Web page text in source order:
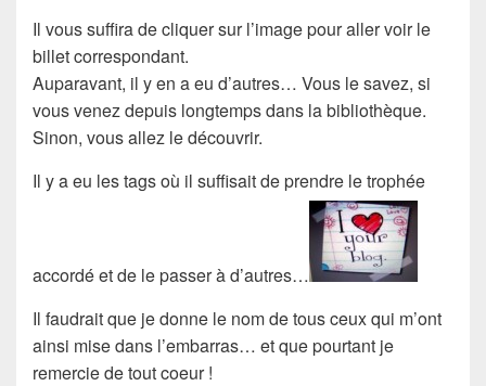
Il vous suffira de cliquer sur l’image pour aller voir le
billet correspondant.
Auparavant, il y en a eu d’autres… Vous le savez, si
vous venez depuis longtemps dans labibliothèque.
Sinon, vous allez le découvrir.
Il y a eu les tags où il suffisait de prendre letrophée
accordé et de le passer à d’autres…
Il faudrait que je donne le nom de tous ceux qui m’ont
ainsi mise dans l’embarras… et que pourtant je
remercie de tout coeur !